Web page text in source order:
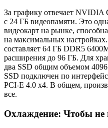
За графику отвечает NVIDIA
с 24 ГБ видеопамяти. Это
видеокарт на рынке,
на максимальных
составляет 64 ГБ DDR5
расширения до 96 ГБ. Для
два SSD общим объемом
SSD подключен по
PCI-E 4.0 x4. В общем,
все.
Охлаждение: Чтобы не